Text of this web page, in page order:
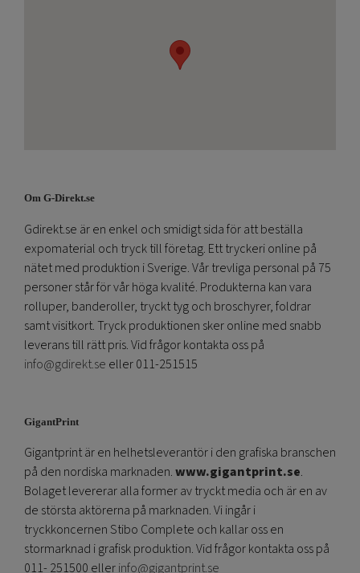
Om G-Direkt.se
Gdirekt.se är en enkel och smidigt sida för att beställa
expomaterial och tryck till företag. Ett tryckeri online på
nätet med produktion i Sverige. Vår trevliga personal på 75
personer står för vår höga kvalité. Produkterna kan vara
rolluper, banderoller, tryckt tyg och broschyrer, foldrar
samt visitkort. Tryck produktionen sker online med snabb
leverans till rätt pris. Vid frågor kontakta oss på
info@gdirekt.se eller 011-251515
GigantPrint
Gigantprint är en helhetsleverantör i den grafiska branschen
på den nordiska marknaden.www.gigantprint.se.
Bolaget levererar alla former av tryckt media och är en av
de största aktörerna på marknaden. Vi ingår i
tryckkoncernen Stibo Complete och kallar oss en
stormarknad i grafisk produktion. Vid frågor kontakta oss på
011- 251500 ellerinfo@gigantprint.se